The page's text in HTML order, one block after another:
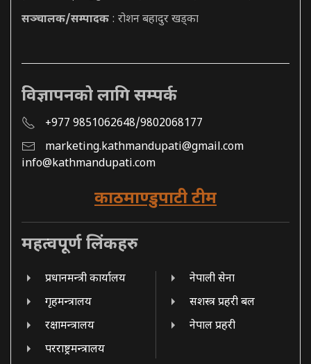
सञ्चालक/सम्पादक : रोशन बहादुर खड्का
विज्ञापनको लागि सम्पर्क
+977 9851062648/9802068177
marketing.kathmandupati@gmail.com
info@kathmandupati.com
काठमाण्डुपाटी टीम
महत्वपूर्ण लिंकहरु
प्रधानमन्त्री कार्यालय
गृहमन्त्रालय
रक्षामन्त्रालय
परराष्ट्रमन्त्रालय
नेपाली सेना
सशस्त्र प्रहरी बल
नेपाल प्रहरी